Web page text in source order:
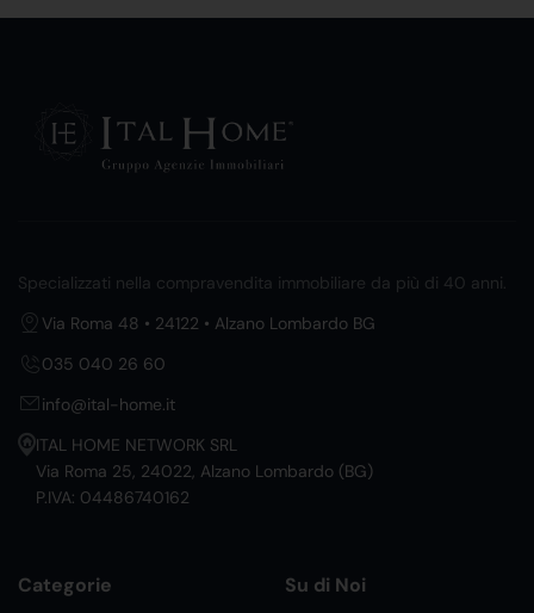
Specializzati nella compravendita immobiliare da più di 40 anni.
Via Roma 48 • 24122 • Alzano Lombardo BG
035 040 26 60
info@ital-home.it
ITAL HOME NETWORK SRL
Via Roma 25, 24022, Alzano Lombardo (BG)
P.IVA: 04486740162
Categorie Su di Noi